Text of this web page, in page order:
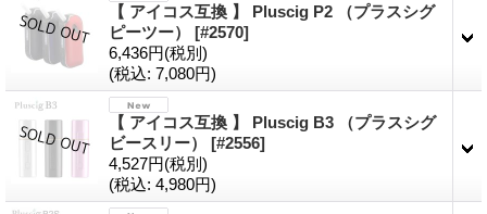
【 アイコス互換 】 Pluscig P2 （プラスシグ
ピーツー） [#2570]
6,436円(税別)
(税込: 7,080円)
【 アイコス互換 】 Pluscig B3 （プラスシグ
ビースリー） [#2556]
4,527円(税別)
(税込: 4,980円)